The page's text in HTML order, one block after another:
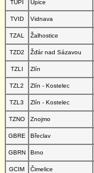
TUPI
Úpice
TVID
Vidnava
TZAL
Žalhostice
TZD2
Žďár nad Sázavou
TZLI
Zlín
TZL2
Zlín - Kostelec
TZL3
Zlín - Kostelec
TZNO
Znojmo
GBRE
Břeclav
GBRN
Brno
GCIM
Čimelice